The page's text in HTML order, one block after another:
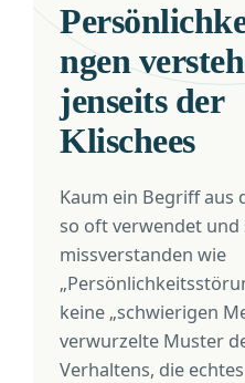
ngen
jenseits der
Klischees
Kaum ein Begriff aus
so oft verwendet und
missverstanden wie
keine „schwierigen
verwurzelte Muster
Verhaltens, die